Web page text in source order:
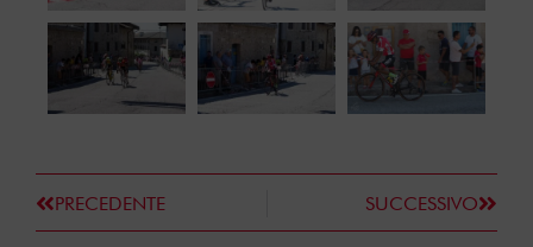
PRECEDENTE SUCCESSIVO